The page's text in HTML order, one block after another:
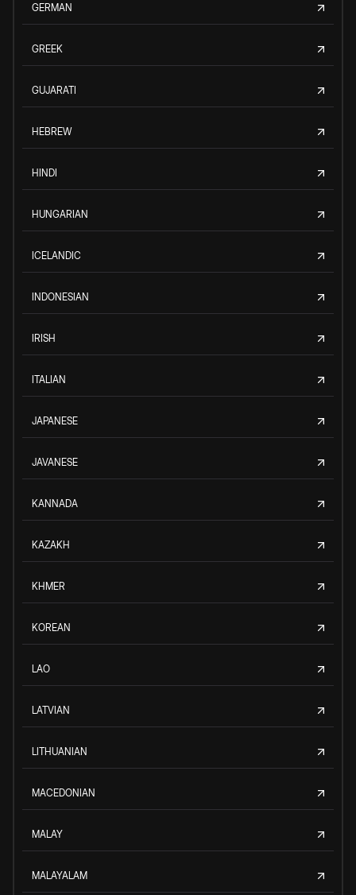
GERMAN
GREEK
GUJARATI
HEBREW
HINDI
HUNGARIAN
ICELANDIC
INDONESIAN
IRISH
ITALIAN
JAPANESE
JAVANESE
KANNADA
KAZAKH
KHMER
KOREAN
LAO
LATVIAN
LITHUANIAN
MACEDONIAN
MALAY
MALAYALAM